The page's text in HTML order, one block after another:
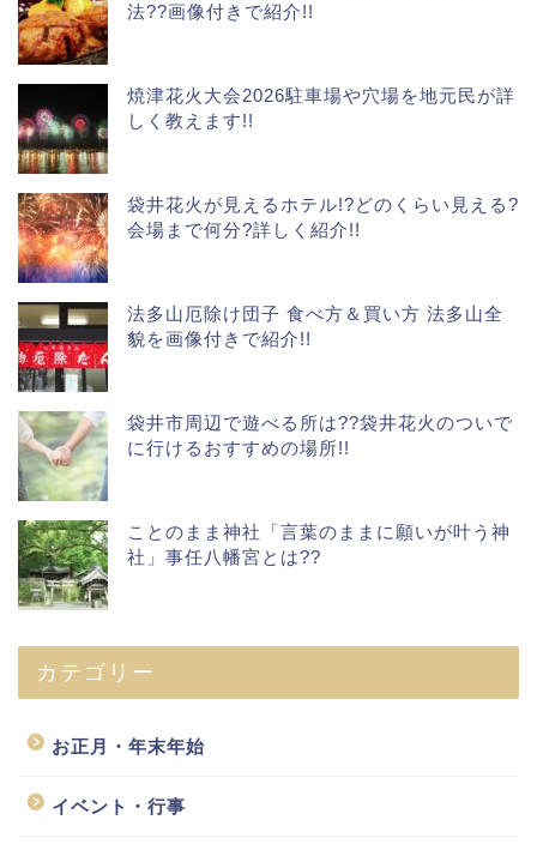
法??画像付きで紹介!!
焼津花火大会2026駐車場や穴場を地元民が詳
しく教えます!!
袋井花火が見えるホテル!?どのくらい見える?
会場まで何分?詳しく紹介!!
法多山厄除け団子 食べ方＆買い方 法多山全
貌を画像付きで紹介!!
袋井市周辺で遊べる所は??袋井花火のついで
に行けるおすすめの場所!!
ことのまま神社「言葉のままに願いが叶う神
社」事任八幡宮とは??
カテゴリー
お正月・年末年始
イベント・行事